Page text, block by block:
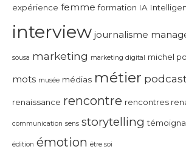
expérience femme formation IA
interview journalisme
sousa marketing marketing digital michel
mots musée médias métier podcast
renaissance rencontre rencontres
communication sens storytelling
édition émotion être soi